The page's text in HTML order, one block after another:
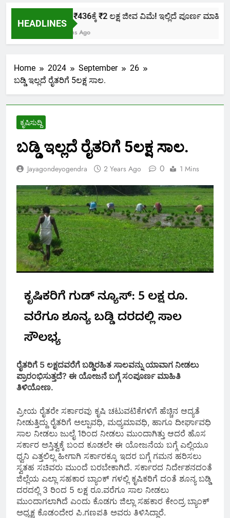
HEADLINES
ಕೇವಲ ₹436ಕ್ಕೆ ₹2 ಲಕ್ಷ ಜೀವ ವಿಮೆ! ಇಲ್ಲಿದೆ ಪೂರ್ಣ ಮಾಹಿತಿ.
2 Months Ago
Home 2024 September
26
ಬಡ್ಡಿ ಇಲ್ಲದೆ ರೈತರಿಗೆ 5ಲಕ್ಷ ಸಾಲ.
ಕೃಷಿಸುದ್ದಿ
ಬಡ್ಡಿ ಇಲ್ಲದೆ ರೈತರಿಗೆ 5ಲಕ್ಷ ಸಾಲ.
Jayagondeyogendra 2 Years Ago 0 1 Mins
ರೈತರಿಗೆ 5 ಲಕ್ಷದವರೆಗೆ ಬಡ್ಡಿರಹಿತ ಸಾಲವನ್ನು ಯಾವಾಗ ನೀಡಲು
ಪ್ರಾರಂಭಿಸುತ್ತದೆ? ಈ ಯೋಜನೆ ಬಗ್ಗೆ ಸಂಪೂರ್ಣ ಮಾಹಿತಿ
ತಿಳಿಯೋಣ.
ಪ್ರೀಯ ರೈತರೇ ಸರ್ಕಾರವು ಕೃಷಿ ಚಟುವಟಿಕೆಗಳಿಗೆ ಹೆಚ್ಚಿನ ಆದ್ಯತೆ
ನೀಡುತ್ತಿದ್ದು ರೈತರಿಗೆ ಅಲ್ಪಾವಧಿ, ಮಧ್ಯಮಾವಧಿ, ಹಾಗೂ ದೀರ್ಘಾವಧಿ
ಸಾಲ ನೀಡಲು ಜುಲೈ 1ರಿಂದ ನೀಡಲು ಮುಂದಾಗಿತ್ತು ಆದರೆ ಹೊಸ
ಸರ್ಕಾರ ಅಸ್ತಿತ್ವಕ್ಕೆ ಬಂದ ಕೂಡಲೇ ಈ ಯೋಜನೆಯ ಬಗ್ಗೆ ಎಲ್ಲಿಯೂ
ಧ್ವನಿ ಎತ್ತಲಿಲ್ಲ ಹೀಗಾಗಿ ಸರ್ಕಾರಕ್ಕೂ ಇದರ ಬಗ್ಗೆ ಗಮನ ಹರಿಸಲು
ಸ್ವತಹ ಸಚಿವರು ಮುಂದೆ ಬರಬೇಕಾಗಿದೆ. ಸರ್ಕಾರದ ನಿರ್ದೇಶನದಂತೆ
ಜಿಲ್ಲೆಯ ಎಲ್ಲಾ ಸಹಕಾರ ಬ್ಯಾಂಕ್ ಗಳಲ್ಲಿ ಕೃಷಿಕರಿಗೆ ದಂತೆ ಶೂನ್ಯ ಬಡ್ಡಿ
ದರದಲ್ಲಿ 3 ರಿಂದ 5 ಲಕ್ಷ ರೂ.ವರೆಗೂ ಸಾಲ ನೀಡಲು
ಮುಂದಾಗಲಾಗಿದೆ ಎಂದು ಕೊಡಗು ಜಿಲ್ಲಾ ಸಹಕಾರ ಕೇಂದ್ರ ಬ್ಯಾಂಕ್‍
ಅಧ್ಯಕ್ಷ ಕೊಡಂದೇರ ಪಿ.ಗಣಪತಿ ಅವರು ತಿಳಿಸಿದ್ದಾರೆ.